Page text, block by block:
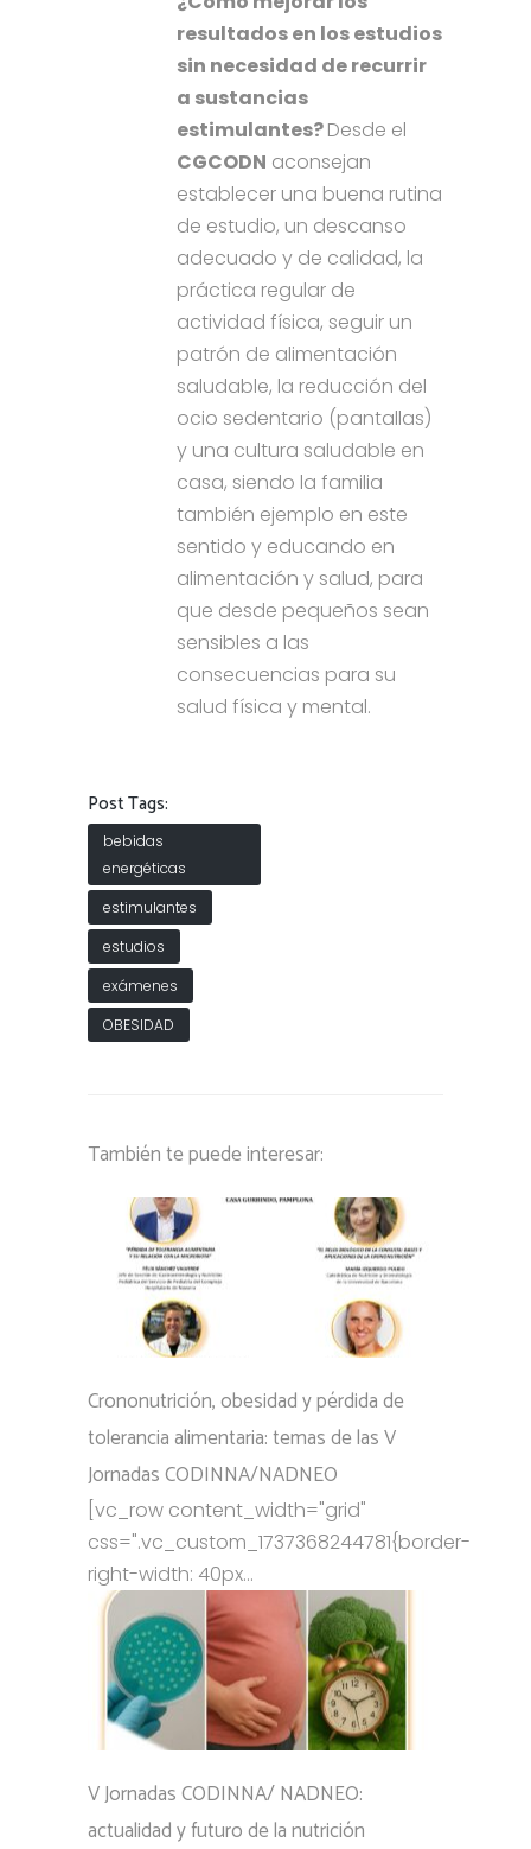
resultados en los estudios
sin necesidad de recurrir
a sustancias
estimulantes?Desde el
CGCODN aconsejan
establecer una buena rutina
de estudio, un descanso
adecuado y de calidad, la
práctica regular de
actividad física, seguir un
patrón de alimentación
saludable, la reducción del
ocio sedentario (pantallas)
y una cultura saludable en
casa, siendo la familia
también ejemplo en este
sentido y educando en
alimentación y salud, para
que desde pequeños sean
sensibles a las
consecuencias para su
salud física y mental.
Post Tags:
bebidas
energéticas
estimulantes
estudios
exámenes
OBESIDAD
También te puede interesar:
Crononutrición, obesidad y pérdida de
tolerancia alimentaria: temas de las V
Jornadas CODINNA/NADNEO
[vc_row content_width="grid"
css=".vc_custom_1737368244781{border-
right-width: 40px...
V Jornadas CODINNA/ NADNEO:
actualidad y futuro de la nutrición